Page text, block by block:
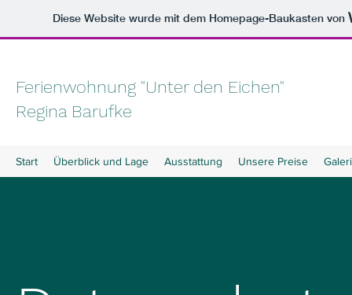
Diese Website wurde mit dem Homepage-Baukasten von
Ferienwohnung "Unter den Eichen"
Regina Barufke
Start Überblick und Lage Ausstattung Unsere Preise